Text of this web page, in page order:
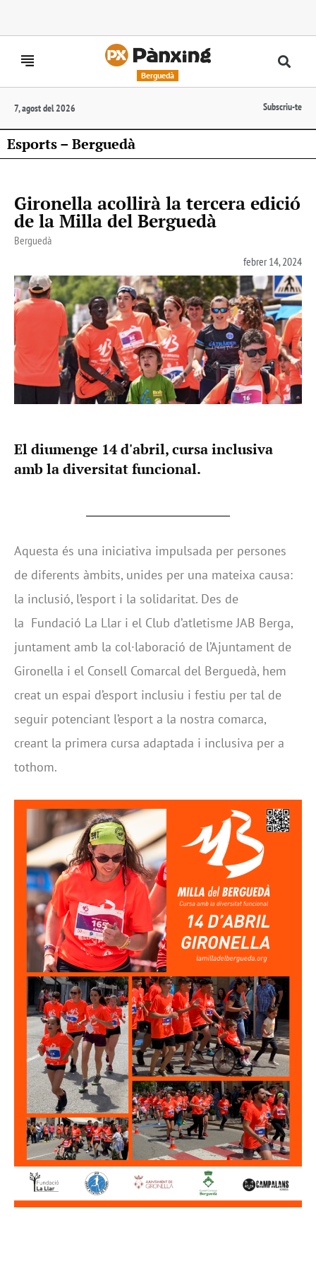
Berguedà
7, agost del 2026 Subscriu-te
Esports – Berguedà
Gironella acollirà la tercera edició
de la Milla del Berguedà
Berguedà
febrer 14, 2024
El diumenge 14 d'abril, cursa inclusiva
amb la diversitat funcional.
Aquesta és una iniciativa impulsada per persones
de diferents àmbits, unides per una mateixa causa:
la inclusió, l’esport i la solidaritat. Des de
la Fundació La Llar i el Club d’atletisme JAB Berga,
juntament amb la col·laboració de l’Ajuntament de
Gironella i el Consell Comarcal del Berguedà, hem
creat un espai d’esport inclusiu i festiu per tal de
seguir potenciant l’esport a la nostra comarca,
creant la primera cursa adaptada i inclusiva per a
tothom.